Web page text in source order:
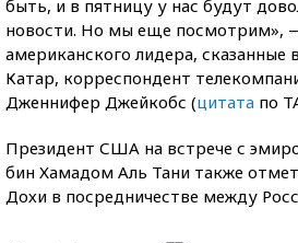
быть, и в пятницу у нас будут
новости. Но мы еще посмотрим»,
американского лидера, сказанные
Катар, корреспондент
Дженнифер Джейкобс (цитата по
Президент США на встрече с
бин Хамадом Аль Тани также
Дохи в посредничестве между